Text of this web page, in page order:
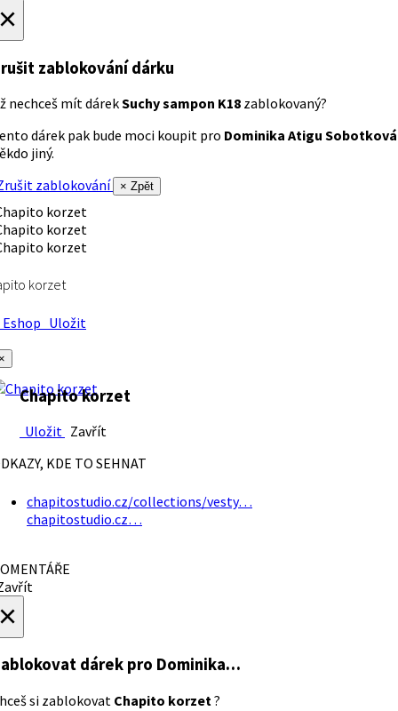
zablokování dárku
nechceš mít dárekSuchy sampon K18 zablokovaný?
dárek pak bude moci koupit pro Dominika Atigu Sobotková
jiný.
zablokování
× Zpět
korzet
Uložit
Chapito korzet
Uložit Zavřít
KDE TO SEHNAT
chapitostudio.cz/collections/vesty…
chapitostudio.cz…
dárek pro Dominika…
si zablokovat Chapito korzet?